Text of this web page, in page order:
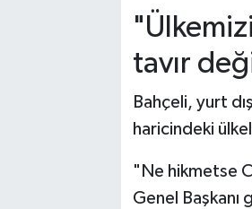
tavır
Bahçeli, yurt
haricindeki
"Ne hikmetse
Genel